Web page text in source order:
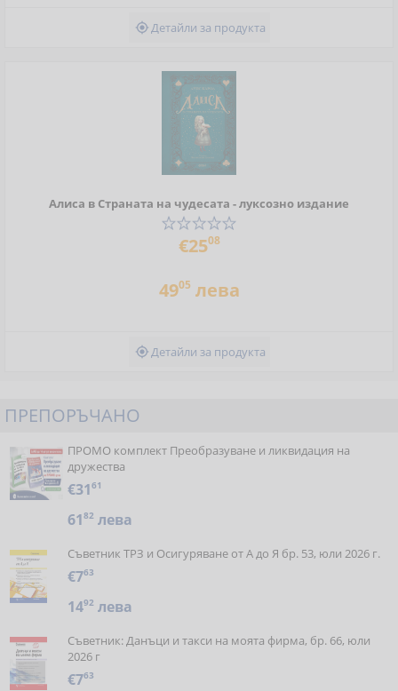
Детайли за продукта
Алиса в Страната на чудесата - луксозно издание
€2508
4905 лева
Детайли за продукта
ПРЕПОРЪЧАНО
ПРОМО комплект Преобразуване и ликвидация на
дружества
€3161
6182 лева
Съветник ТРЗ и Осигуряване от А до Я бр. 53, юли 2026 г.
€763
1492 лева
Съветник: Данъци и такси на моята фирма, бр. 66, юли
2026 г
€763